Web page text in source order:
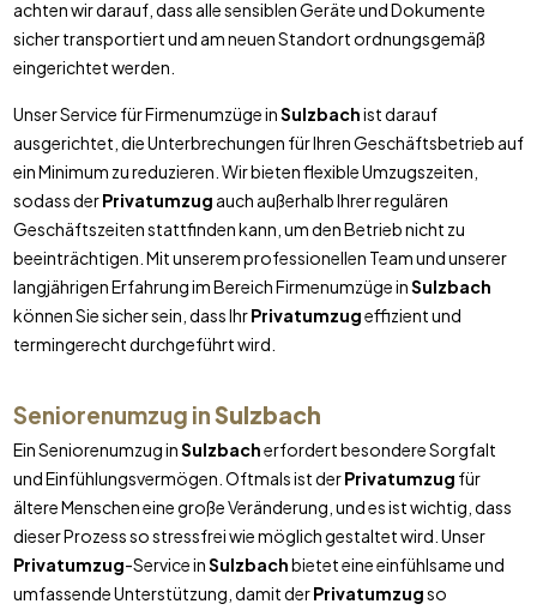
achten wir darauf, dass alle sensiblen Geräte und Dokumente
sicher transportiert und am neuen Standort ordnungsgemäß
eingerichtet werden.
Unser Service für Firmenumzüge inSulzbachist darauf
ausgerichtet, die Unterbrechungen für Ihren Geschäftsbetrieb auf
ein Minimum zu reduzieren. Wir bieten flexible Umzugszeiten,
sodass derPrivatumzug auch außerhalb Ihrer regulären
Geschäftszeiten stattfinden kann, um den Betrieb nicht zu
beeinträchtigen. Mit unserem professionellen Team und unserer
langjährigen Erfahrung im Bereich Firmenumzüge inSulzbach
können Sie sicher sein, dass IhrPrivatumzugeffizient und
termingerecht durchgeführt wird.
Seniorenumzug inSulzbach
Ein Seniorenumzug inSulzbacherfordert besondere Sorgfalt
und Einfühlungsvermögen. Oftmals ist derPrivatumzug für
ältere Menschen eine große Veränderung, und es ist wichtig, dass
dieser Prozess so stressfrei wie möglich gestaltet wird. Unser
Privatumzug-Service inSulzbachbietet eine einfühlsame und
umfassende Unterstützung, damit derPrivatumzugso